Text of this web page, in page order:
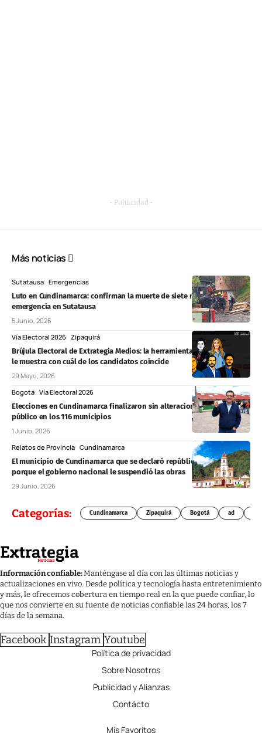
- Publicidad -
Más noticias
Sutatausa Emergencias
Luto en Cundinamarca: confirman la muerte de siete mineros tras
emergencia en Sutatausa
5 Junio, 2026
Vía Electoral 2026 Zipaquirá
Brújula Electoral de Extrategia Medios: la herramienta interactiva que
le muestra con cuál de los candidatos coincide
29 Mayo, 2026
Bogotá Vía Electoral 2026
Elecciones en Cundinamarca finalizaron sin alteraciones al orden
público en los 116 municipios
1 Junio, 2026
Relatos de Provincia Cundinamarca
El municipio de Cundinamarca que se declaró república independiente
porque el gobierno nacional le suspendió las obras
29 Junio, 2026
Categorías: Cundinamarca Zipaquirá Bogotá ad
Información confiable:Manténgase al día con las últimas noticias y
actualizaciones en vivo. Desde política y tecnología hasta entretenimiento
y más, le ofrecemos cobertura en tiempo real en la que puede confiar, lo
que nos convierte en su fuente de noticias confiable las 24 horas, los 7
días de la semana.
Facebook Instagram Youtube
Política de privacidad
Sobre Nosotros
Publicidad y Alianzas
Contácto
Mis Favoritos